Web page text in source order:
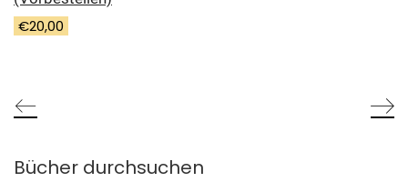
€20,00
Bücher durchsuchen